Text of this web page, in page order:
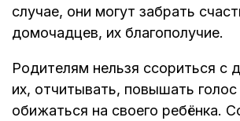
случае, они могут забрать
домочадцев, их благополучие.
Родителям нельзя ссориться с
их, отчитывать, повышать
обижаться на своего ребёнка.